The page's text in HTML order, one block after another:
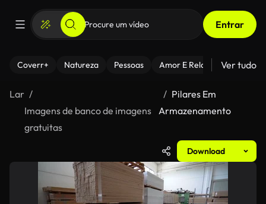
Entrar
Coverr+ Natureza Pessoas Amor E Relacionamentos
Ver tudo
Lar
Imagens de banco de imagens
gratuitas
Pilares Em
Armazenamento
Download